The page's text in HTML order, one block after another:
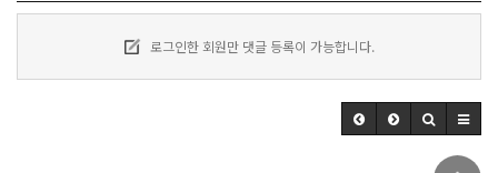
로그인한 회원만 댓글 등록이 가능합니다.